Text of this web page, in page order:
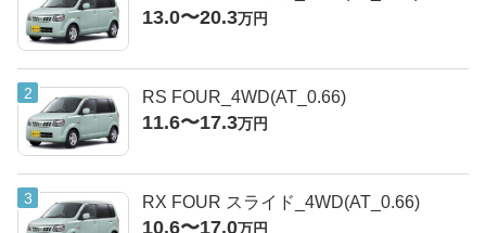
13.0〜20.3万円
RS FOUR_4WD(AT_0.66)
11.6〜17.3万円
RX FOUR スライド_4WD(AT_0.66)
10.6〜17.0万円